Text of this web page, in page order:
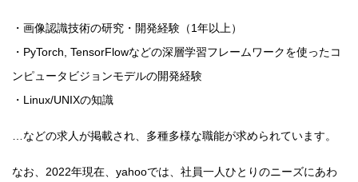
・画像認識技術の研究・開発経験（1年以上）
・PyTorch, TensorFlowなどの深層学習フレームワークを使ったコ
ンピュータビジョンモデルの開発経験
・Linux/UNIXの知識
…などの求人が掲載され、多種多様な職能が求められています。
なお、2022年現在、yahooでは、社員一人ひとりのニーズにあわ